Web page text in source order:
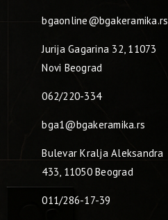
bgaonline@bgakeramika.rs
Jurija Gagarina 32, 11073
Novi Beograd
062/220-334
bga1@bgakeramika.rs
Bulevar Kralja Aleksandra
433, 11050 Beograd
011/286-17-39